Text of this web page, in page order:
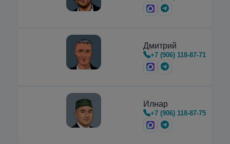
горизонтальные криоцилиндры,
Дмитрий
+7 (906) 118-87-71
Илнар
+7 (906) 118-87-75